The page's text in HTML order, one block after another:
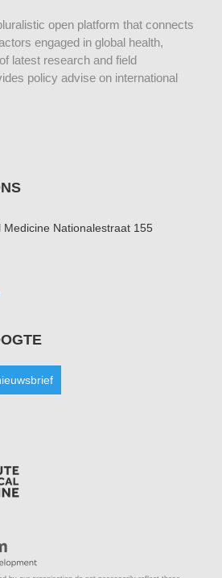
open platform that connects
engaged in global health,
latest research and field
policy advise on international
Nationalestraat 155